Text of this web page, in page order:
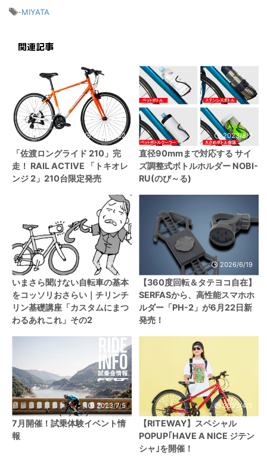
-MIYATA
関連記事
2022/1/22
「佐渡ロングライド 210」完
走！ RAIL ACTIVE 「トキオレ
ンジ 2」210台限定発売
2023/8/2
直径90mmまで対応する サイ
ズ調整式ボトルホルダー NOBI-
RU(のび～る)
2021/1/6
いまさら聞けない自転車の基本
をコッソリおさらい｜チリンチ
リン基礎講座「カスタムにまつ
わるあれこれ」その2
2026/6/19
【360度回転＆タテヨコ自在】
SERFASから、高性能スマホホ
ルダー「PH-2」が6月22日新
発売！
2023/7/5
7月開催！試乗体験イベント情
報
2023/4/5
【RITEWAY】スペシャル
POPUP｢HAVE A NICE ジテン
シャ｣を開催！